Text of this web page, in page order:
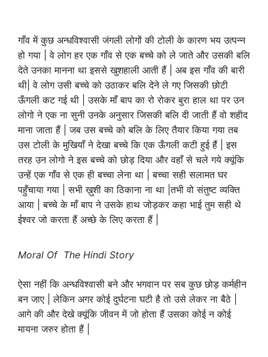
गाँव में कुछ अन्धविश्वासी जंगली लोगों की टोली के कारण भय उत्पन्न
हो गया | वे लोग हर एक गाँव से एक बच्चे को ले जाते और उसकी बलि
देते उनका मानना था इससे खुशहाली आती हैं | अब इस गाँव की बारी
थी| वे लोग उसी बच्चे को उठाकर बलि देने ले गए जिसकी छोटी
ऊँगली कट गई थी | उसके माँ बाप का रो रोकर बुरा हाल था पर उन
लोगो ने एक ना सुनी उनके अनुसार जिसकी बलि दी जाती हैं वो शहीद
माना जाता हैं | जब उस बच्चे को बलि के लिए तैयार किया गया तब
उस टोली के मुखियाँ ने देखा बच्चे कि एक ऊँगली कटी हुई हैं | इस
तरह उन लोगो ने इस बच्चे को छोड़ दिया और वहाँ से चले गये क्यूंकि
उन्हें एक गाँव से एक ही बच्चा लेना था | बच्चा सही सलामत घर
पहुँचाया गया | सभी ख़ुशी का ठिकाना ना था |तभी वो संतुष्ट व्यक्ति
आया | बच्चे के माँ बाप ने उसके हाथ जोड़कर कहा भाई तुम सही थे
ईश्वर जो करता हैं अच्छे के लिए करता हैं |
Moral Of The Hindi Story
ऐसा नहीं कि अन्धविश्वासी बने और भगवान पर सब कुछ छोड़ कर्महीन
बन जाए | लेकिन अगर कोई दुर्घटना घटी है तो उसे लेकर ना बैठे |
आगे की और देखे क्यूंकि जीवन में जो होता हैं उसका कोई न कोई
मायना जरुर होता हैं |